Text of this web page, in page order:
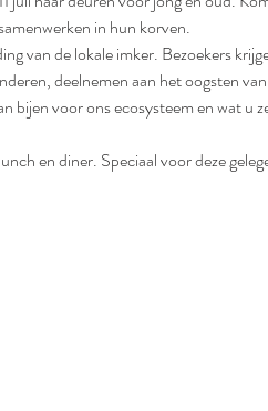
in hun korven.
van de lokale imker. Bezoekers
deelnemen aan het oogsten
bijen voor ons ecosysteem en wat u
en diner. Speciaal voor deze